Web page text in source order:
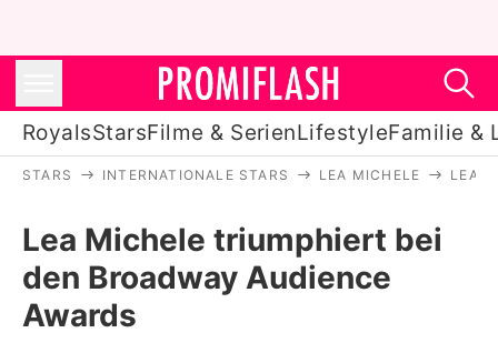
RoyalsStarsFilme & SerienLifestyleFamilie &
Stars
Filme & Serien
STARS INTERNATIONALE STARS LEA MICHELE LEA
Lea Michele triumphiert bei
den Broadway Audience
Awards